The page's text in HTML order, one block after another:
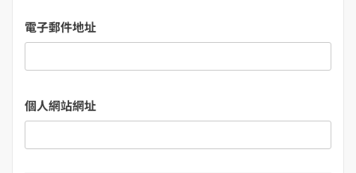
電子郵件地址
個人網站網址